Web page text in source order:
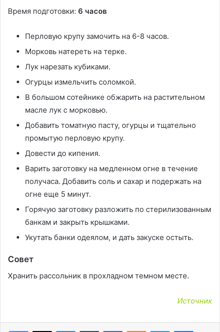
Время подготовки: 6 часов
Перловую крупу замочить на 6-8 часов.
Морковь натереть на терке.
Лук нарезать кубиками.
Огурцы измельчить соломкой.
В большом сотейнике обжарить на растительном
масле лук с морковью.
Добавить томатную пасту, огурцы и тщательно
промытую перловую крупу.
Довести до кипения.
Варить заготовку на медленном огне в течение
получаса. Добавить соль и сахар и подержать на
огне еще 5 минут.
Горячую заготовку разложить по стерилизованным
банкам и закрыть крышками.
Укутать банки одеялом, и дать закуске остыть.
Совет
Хранить рассольник в прохладном темном месте.
Источник
LinkedInTumblr ВконтактеОдноклассники
Skype